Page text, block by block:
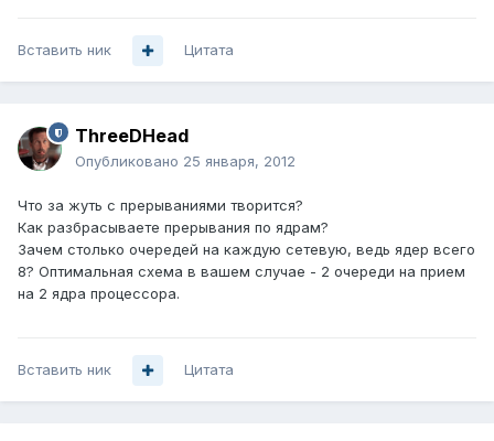
Вставить ник Цитата
ThreeDHead
Опубликовано 25 января, 2012
Что за жуть с прерываниями творится?
Как разбрасываете прерывания по ядрам?
Зачем столько очередей на каждую сетевую, ведь ядер всего
8? Оптимальная схема в вашем случае - 2 очереди на прием
на 2 ядра процессора.
Вставить ник Цитата